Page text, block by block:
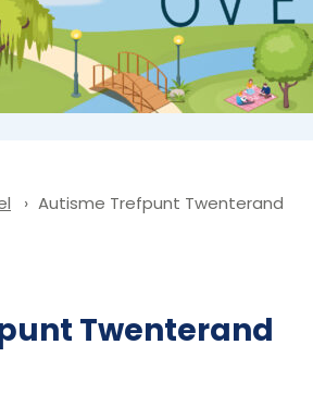
Autisme Trefpunt Twenterand
Twenterand